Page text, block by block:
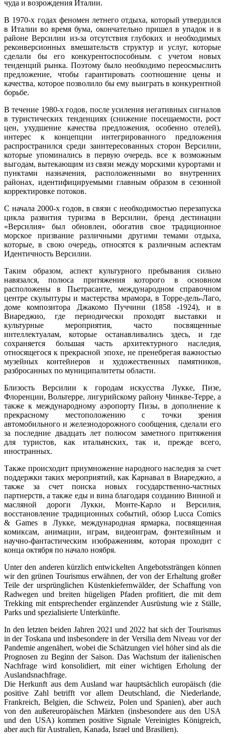
чуда и возрождения Италии.
В 1970-х годах феномен летнего отдыха, который утвердился
в Италии во время бума, окончательно пришел в упадок и в
районе Версилии из-за отсутствия глубоких и необходимых
реконверсионных вмешательств структур и услуг, которые
сделали бы его конкурентоспособным. с учетом новых
тенденций рынка. Поэтому было необходимо переосмыслить
предложение, чтобы гарантировать соотношение цены и
качества, которое позволило бы ему выиграть в конкурентной
борьбе.
В течение 1980-х годов, после усиления негативных сигналов
в туристических тенденциях (снижение посещаемости, рост
цен, ухудшение качества предложения, особенно отелей),
интерес к концепции интегрированного предложения
распространился среди заинтересованных сторон Версилии,
которые упоминались в первую очередь. все к возможным
выгодам, вытекающим из связи между морскими курортами и
пунктами назначения, расположенными во внутренних
районах, идентифицируемыми главным образом в сезонной
корректировке потоков.
С начала 2000-х годов, в связи с необходимостью перезапуска
цикла развития туризма в Версилии, бренд дестинации
«Версилия» был обновлен, обогатив свое традиционное
морское призвание различными другими темами отдыха,
которые, в свою очередь, относятся к различным аспектам
Идентичность Версилии.
Таким образом, аспект культурного пребывания сильно
навязался, полюса притяжения которого в основном
расположены в Пьетрасанте, международном справочном
центре скульптуры и мастерства мрамора, в Торре-дель-Лаго,
доме композитора Джакомо Пуччини (1858 -1924), и в
Виареджио, где периодически проходят выставки и
культурные мероприятия, часто посвященные
интеллектуалам, которые останавливались здесь, и где
сохраняется большая часть архитектурного наследия,
относящегося к прекрасной эпохе, не пренебрегая важностью
музейных контейнеров и художественных памятников,
разбросанных по муниципалитеты области.
Близость Версилии к городам искусства Лукке, Пизе,
Флоренции, Вольтерре, лигурийскому району Чинкве-Терре, а
также к международному аэропорту Пизы, в дополнение к
прекрасному местоположению с точки зрения
автомобильного и железнодорожного сообщения, сделали его
за последние двадцать лет полюсом заметного притяжения
для туристов, как итальянских, так и, прежде всего,
иностранных.
Также происходит приумножение народного наследия за счет
поддержки таких мероприятий, как Карнавал в Виареджио, а
также за счет поиска новых государственно-частных
партнерств, а также еды и вина благодаря созданию Винной и
масляной дороги Лукки, Монте-Карло и Версилия,
восстановление традиционных событий, обзор Lucca Comics
& Games в Лукке, международная ярмарка, посвященная
комиксам, анимации, играм, видеоиграм, фэнтезийным и
научно-фантастическим изображениям, которая проходит с
конца октября по начало ноября.
Unter den anderen kürzlich entwickelten Angebotssträngen können
wir den grünen Tourismus erwähnen, der von der Erhaltung großer
Teile der ursprünglichen Küstenkiefernwälder, der Schaffung von
Radwegen und breiten hügeligen Pfaden profitiert, die mit dem
Trekking mit entsprechender ergänzender Ausrüstung wie z Ställe,
Parks und spezialisierte Unterkünfte.
In den letzten beiden Jahren 2021 und 2022 hat sich der Tourismus
in der Toskana und insbesondere in der Versilia dem Niveau vor der
Pandemie angenähert, wobei die Schätzungen viel höher sind als die
Prognosen zu Beginn der Saison. Das Wachstum der italienischen
Nachfrage wird konsolidiert, mit einer wichtigen Erholung der
Auslandsnachfrage.
Die Herkunft aus dem Ausland war hauptsächlich europäisch (die
positive Zahl betrifft vor allem Deutschland, die Niederlande,
Frankreich, Belgien, die Schweiz, Polen und Spanien), aber auch
von den außereuropäischen Märkten (insbesondere aus den USA
und den USA) kommen positive Signale Vereinigtes Königreich,
aber auch für Australien, Kanada, Israel und Brasilien).